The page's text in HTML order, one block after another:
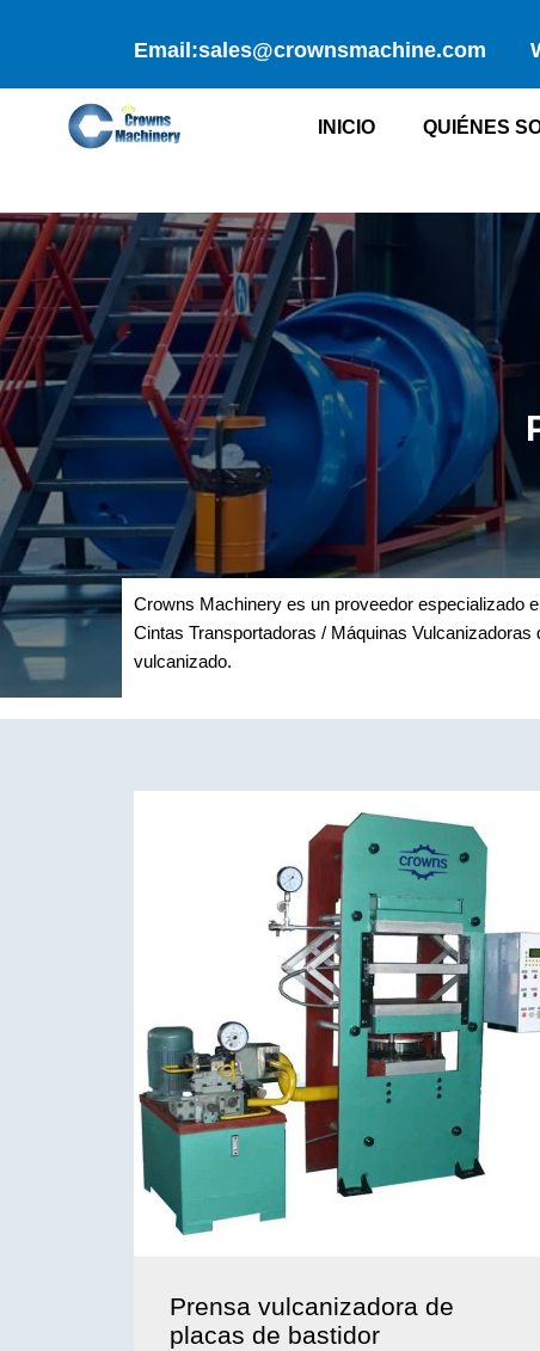
Email:sales@crownsmachine.com
INICIO QUIÉNES
Crowns Machinery es un proveedor especializado
Cintas Transportadoras / Máquinas
vulcanizado.
Prensa vulcanizadora de
placas de bastidor